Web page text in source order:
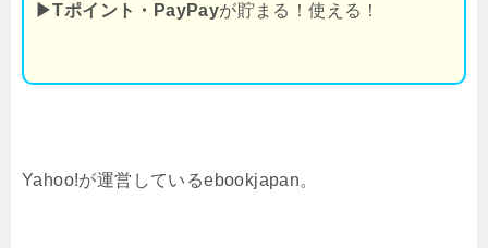
▶Tポイント・PayPayが貯まる！使える！
Yahoo!が運営しているebookjapan。